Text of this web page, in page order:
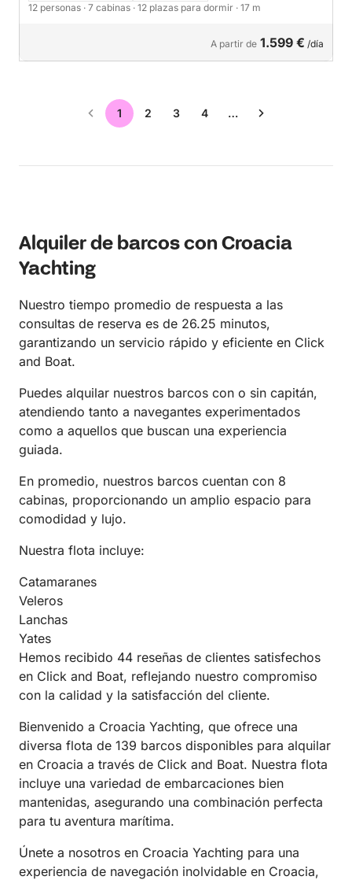
12 personas · 7 cabinas · 12 plazas para dormir · 17 m
A partir de 1.599 € /día
1 2 3 4 …
Alquiler de barcos con Croacia
Yachting
Nuestro tiempo promedio de respuesta a las
consultas de reserva es de 26.25 minutos,
garantizando un servicio rápido y eficiente en Click
and Boat.
Puedes alquilar nuestros barcos con o sin capitán,
atendiendo tanto a navegantes experimentados
como a aquellos que buscan una experiencia
guiada.
En promedio, nuestros barcos cuentan con 8
cabinas, proporcionando un amplio espacio para
comodidad y lujo.
Nuestra flota incluye:
Catamaranes
Veleros
Lanchas
Yates
Hemos recibido 44 reseñas de clientes satisfechos
en Click and Boat, reflejando nuestro compromiso
con la calidad y la satisfacción del cliente.
Bienvenido a Croacia Yachting, que ofrece una
diversa flota de 139 barcos disponibles para alquilar
en Croacia a través de Click and Boat. Nuestra flota
incluye una variedad de embarcaciones bien
mantenidas, asegurando una combinación perfecta
para tu aventura marítima.
Únete a nosotros en Croacia Yachting para una
experiencia de navegación inolvidable en Croacia,